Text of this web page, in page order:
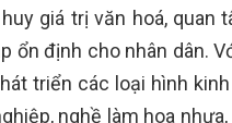
giá trị văn hoá,
ổn định cho nhân dân.
triển các loại hình
nghề làm hoa